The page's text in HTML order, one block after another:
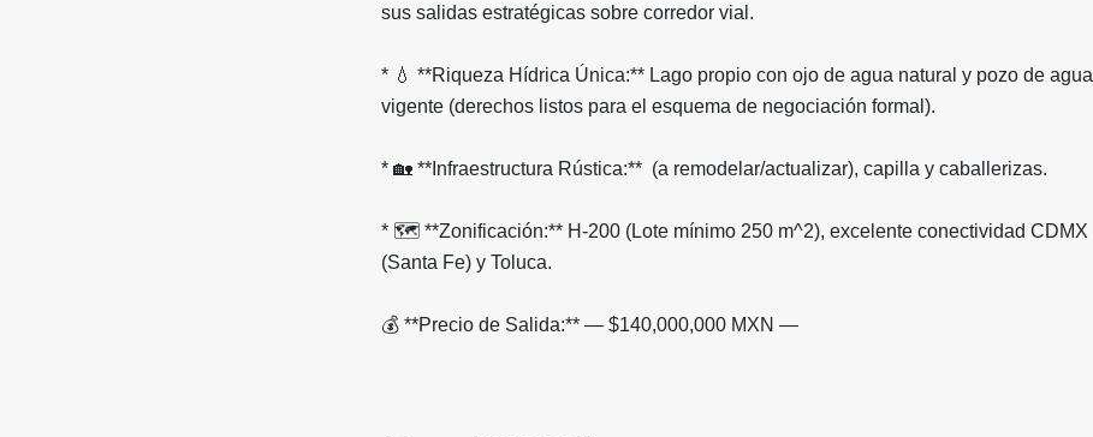
sus salidas estratégicas sobre corredor vial.
* 💧 **Riqueza Hídrica Única:** Lago propio con ojo de agua natural y pozo de agua
vigente (derechos listos para el esquema de negociación formal).
* 🏡 **Infraestructura Rústica:** (a remodelar/actualizar), capilla y caballerizas.
* 🗺️ **Zonificación:** H-200 (Lote mínimo 250 m^2), excelente conectividad CDMX
(Santa Fe) y Toluca.
💰 **Precio de Salida:** — $140,000,000 MXN —